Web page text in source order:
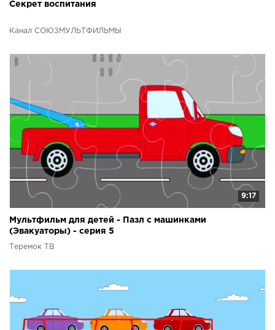
Секрет воспитания
Канал СОЮЗМУЛЬТФИЛЬМЫ
9:17
Мультфильм для детей - Пазл с машинками
(Эвакуаторы) - серия 5
Теремок ТВ